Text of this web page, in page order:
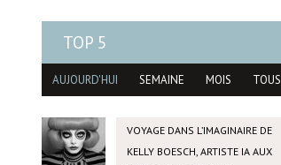
TOP 5
AUJOURD'HUI SEMAINE MOIS TOUS
VOYAGE DANS L’IMAGINAIRE DE
KELLY BOESCH, ARTISTE IA AUX